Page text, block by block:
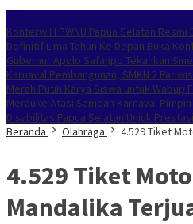
Konferwil I PWNU Papua Selatan
Definitif Lima Tahun Ke Depan Buka
Gubernur Apolo Safanpo Tekankan
Karnaval Pembangunan, SMKN 2
Merah Putih Karya Siswa untuk Wabup
Merauke Atasi Sampah Karnaval
Disabilitas Papua Selatan Unjuk
Beranda
Olahraga 4.529 Tiket
4.529 Tiket
Mandalika